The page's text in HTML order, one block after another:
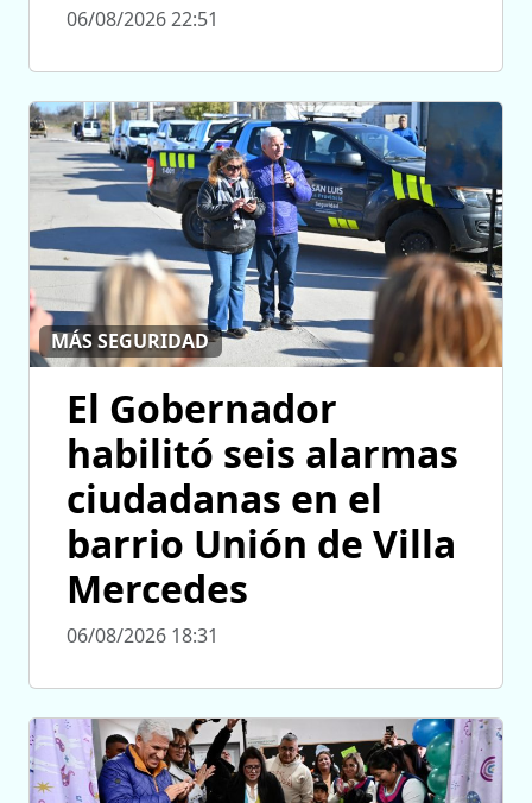
06/08/2026 22:51
MÁS SEGURIDAD
El Gobernador
habilitó seis alarmas
ciudadanas en el
barrio Unión de Villa
Mercedes
06/08/2026 18:31